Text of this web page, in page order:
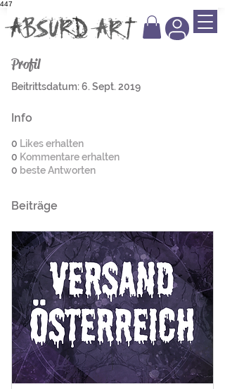
447
Profil
Beitrittsdatum: 6. Sept. 2019
Info
0 Likes erhalten
0 Kommentare erhalten
0 beste Antworten
Beiträge